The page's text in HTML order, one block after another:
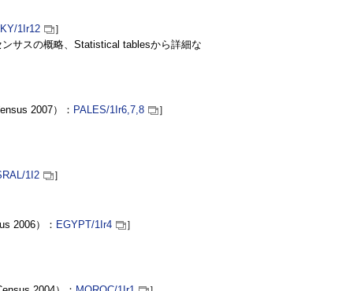
/1Ir12
］
サスの概略、 Statistical tablesから詳細な
2007）： PALES/1Ir6,7,8
］
/1I2 ］
2006）： EGYPT/1Ir4
］